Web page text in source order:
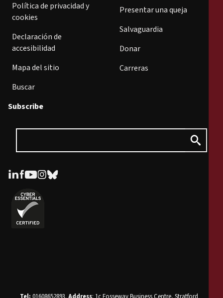
Política de privacidad y
cookies
Declaración de
accesibilidad
Mapa del sitio
Buscar
Presentar una queja
Salvaguardia
Donar
Carreras
Subscribe